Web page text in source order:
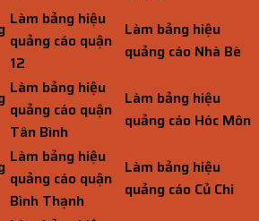
Làm bảng hiệu
quảng cáo quận
12
Làm bảng hiệu
quảng cáo Nhà Bè
Làm bảng hiệu
quảng cáo quận
Tân Bình
Làm bảng hiệu
quảng cáo Hóc Môn
Làm bảng hiệu
quảng cáo quận
Bình Thạnh
Làm bảng hiệu
quảng cáo Củ Chi